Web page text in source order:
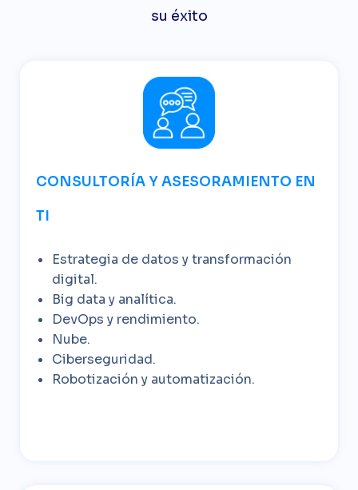
su éxito
CONSULTORÍA Y ASESORAMIENTO EN
TI
Estrategia de datos y transformación
digital.
Big data y analítica.
DevOps y rendimiento.
Nube.
Ciberseguridad.
Robotización y automatización.